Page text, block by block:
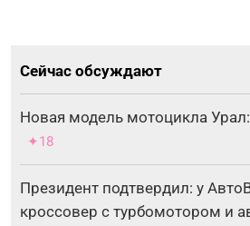
Сейчас обсуждают
Новая модель мотоцикла
✦18
Президент подтвердил: у
кроссовер с турбомотором и